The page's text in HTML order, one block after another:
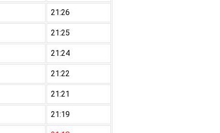
21:26
21:25
21:24
21:22
21:21
21:19